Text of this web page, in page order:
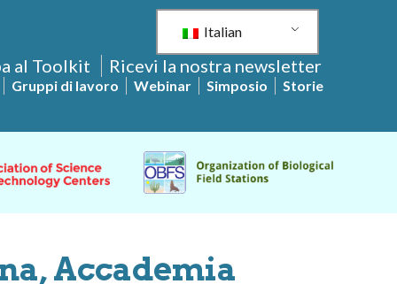
Italian
al Toolkit Ricevi la nostra newsletter
Gruppi di lavoro Webinar Simposio Storie
Accademia